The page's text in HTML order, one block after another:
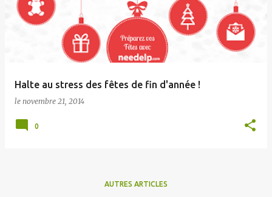
Halte au stress des fêtes de fin d'année !
le novembre 21, 2014
0
AUTRES ARTICLES